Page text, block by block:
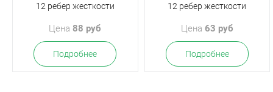
12 ребер жесткости
Цена88 руб
Подробнее
12 ребер жесткости
Цена 63 руб
Подробнее